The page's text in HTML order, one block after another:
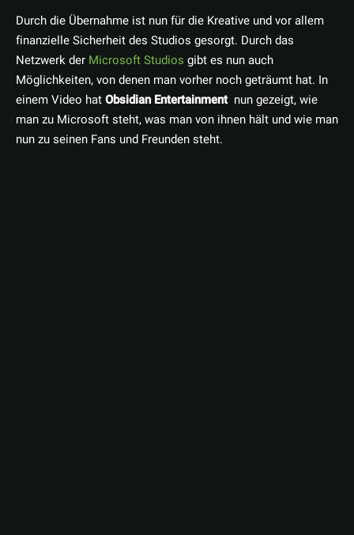
Durch die Übernahme ist nun für die Kreative und vor allem
finanzielle Sicherheit des Studios gesorgt. Durch das
Netzwerk der Microsoft Studios gibt es nun auch
Möglichkeiten, von denen man vorher noch geträumt hat. In
einem Video hatObsidian Entertainmentnun gezeigt, wie
man zu Microsoft steht, was man von ihnen hält und wie man
nun zu seinen Fans und Freunden steht.